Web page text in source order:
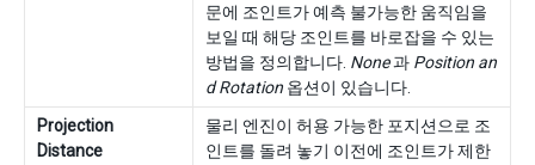
문에 조인트가 예측 불가능한 움직임을
보일 때 해당 조인트를 바로잡을 수 있는
방법을 정의합니다. None과 Position an
d Rotation 옵션이 있습니다.
Projection
Distance
물리 엔진이 허용 가능한 포지션으로 조
인트를 돌려 놓기 이전에 조인트가 제한